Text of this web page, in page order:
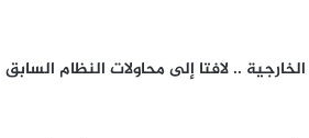
.. لافتا إلى محاولات النظام السابق